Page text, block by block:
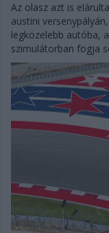
Az olasz azt is
austini
legközelebb autóba,
szimulátorban fogja